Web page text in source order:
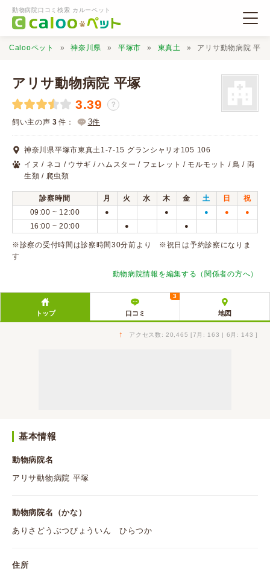
動物病院口コミ検索 カルーペット
動物病院検索
口コミ検索
Calooペットとは？
口コミ投稿
Calooペット 神奈川県 平塚市 東真土 アリサ動物病院 平塚
アリサ動物病院 平塚
3.39 ？
飼い主の声 3 件： 3件
神奈川県平塚市東真土1-7-15 グランシャリオ105 106
イヌ / ネコ / ウサギ / ハムスター / フェレット / モルモット / 鳥 / 両
生類 / 爬虫類
診察時間 月 火 水 木 金 土 日
祝
09:00 ~ 12:00
● ● ● ● ●
16:00 ~ 20:00 ● ●
※診察の受付時間は診察時間30分前より ※祝日は予約診察になりま
す
動物病院情報を編集する（関係者の方へ）
トップ 口コミ
3
地図
↑ アクセス数: 20,465 [7月: 163 | 6月: 143 ]
基本情報
動物病院名
アリサ動物病院 平塚
動物病院名（かな）
ありさどうぶつびょういん ひらつか
住所